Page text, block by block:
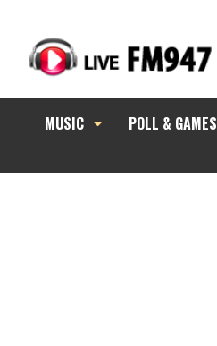
MUSIC POLL & GAMES